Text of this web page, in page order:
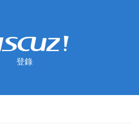
登錄